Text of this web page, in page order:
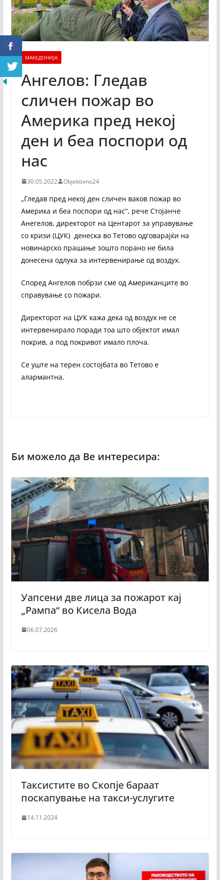
МАКЕДОНИЈА
Ангелов: Гледав
сличен пожар во
Америка пред некој
ден и беа поспори од
нас
30.05.2022 Objektivno24
„Гледав пред некој ден сличен ваков пожар во
Америка и беа поспори од нас“, рече Стојанче
Анегелов, директорот на Центарот за управување
со кризи (ЦУК) денеска во Тетово одговарајќи на
новинарско прашање зошто порано не била
донесена одлука за интервенирање од воздух.
Според Ангелов побрзи сме од Американците во
справување со пожари.
Директорот на ЦУК кажа дека од воздух не се
интервенирало поради тоа што објектот имал
покрив, а под покривот имало плоча.
Се уште на терен состојбата во Тетово е
алармантна.
Уапсени две лица за пожарот кај
„Рампа“ во Кисела Вода
06.07.2026
Таксистите во Скопје бараат
поскапување на такси-услугите
14.11.2024